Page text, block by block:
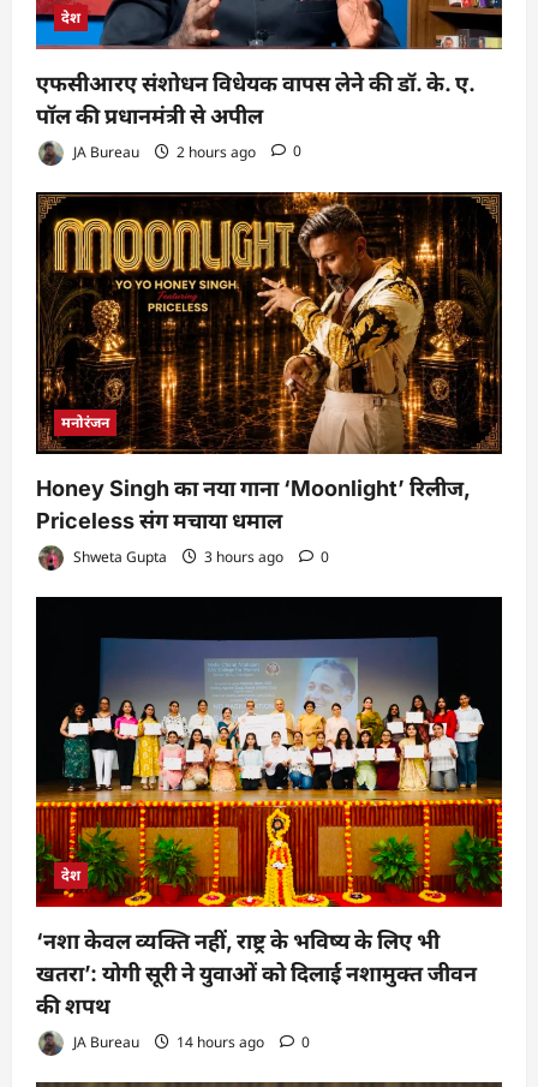
देश
एफसीआरए संशोधन विधेयक वापस लेने की डॉ. के. ए.
पॉल की प्रधानमंत्री से अपील
JA Bureau 2 hours ago 0
मनोरंजन
Honey Singh का नया गाना ‘Moonlight’ रिलीज,
Priceless संग मचाया धमाल
Shweta Gupta 3 hours ago 0
देश
‘नशा केवल व्यक्ति नहीं, राष्ट्र के भविष्य के लिए भी
खतरा’: योगी सूरी ने युवाओं को दिलाई नशामुक्त जीवन
की शपथ
JA Bureau 14 hours ago 0